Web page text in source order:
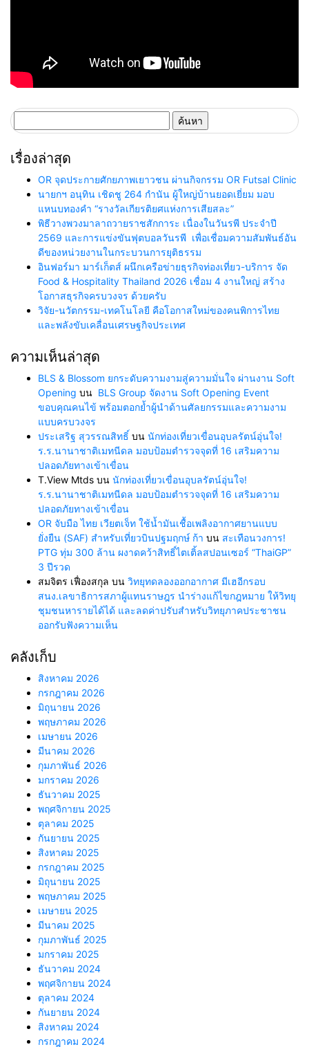
สำหรับ:
เรื่องล่าสุด
OR จุดประกายศักยภาพเยาวชน ผ่านกิจกรรม OR Futsal Clinic
นายกฯ อนุทิน เชิดชู 264 กำนัน ผู้ใหญ่บ้านยอดเยี่ยม มอบ
แหนบทองคำ “รางวัลเกียรติยศแห่งการเสียสละ”
พิธีวางพวงมาลาถวายราชสักการะ เนื่องในวันรพี ประจำปี
2569 และการแข่งขันฟุตบอลวันรพี เพื่อเชื่อมความสัมพันธ์อัน
ดีของหน่วยงานในกระบวนการยุติธรรม
อินฟอร์มา มาร์เก็ตส์ ผนึกเครือข่ายธุรกิจท่องเที่ยว-บริการ จัด
Food & Hospitality Thailand 2026 เชื่อม 4 งานใหญ่ สร้าง
โอกาสธุรกิจครบวงจร ด้วยครับ
วิจัย-นวัตกรรม-เทคโนโลยี คือโอกาสใหม่ของคนพิการไทย
และพลังขับเคลื่อนเศรษฐกิจประเทศ
ความเห็นล่าสุด
BLS & Blossom ยกระดับความงามสู่ความมั่นใจ ผ่านงาน Soft
Opening บน BLS Group จัดงาน Soft Opening Event
ขอบคุณคนไข้ พร้อมตอกย้ำผู้นำด้านศัลยกรรมและความงาม
แบบครบวงจร
ประเสริฐ สุวรรณสิทธิ์ บน นักท่องเที่ยวเขื่อนอุบลรัตน์อุ่นใจ!
ร.ร.นานาชาติเมทนีดล มอบป้อมตำรวจจุดที่ 16 เสริมความ
ปลอดภัยทางเข้าเขื่อน
T.View Mtds บน นักท่องเที่ยวเขื่อนอุบลรัตน์อุ่นใจ!
ร.ร.นานาชาติเมทนีดล มอบป้อมตำรวจจุดที่ 16 เสริมความ
ปลอดภัยทางเข้าเขื่อน
OR จับมือ ไทย เวียตเจ็ท ใช้น้ำมันเชื้อเพลิงอากาศยานแบบ
ยั่งยืน (SAF) สำหรับเที่ยวบินปฐมฤกษ์ ก้า บน สะเทือนวงการ!
PTG ทุ่ม 300 ล้าน ผงาดคว้าสิทธิ์ไตเติ้ลสปอนเซอร์ “ThaiGP”
3 ปีรวด
สมจิตร เฟื่องสกุล บน วิทยุทดลองออกอากาศ มีเฮอีกรอบ
สนง.เลขาธิการสภาผู้แทนราษฎร นำร่างแก้ไขกฎหมาย ให้วิทยุ
ชุมชนหารายได้ได้ และลดค่าปรับสำหรับวิทยุภาคประชาชน
ออกรับฟังความเห็น
คลังเก็บ
สิงหาคม 2026
กรกฎาคม 2026
มิถุนายน 2026
พฤษภาคม 2026
เมษายน 2026
มีนาคม 2026
กุมภาพันธ์ 2026
มกราคม 2026
ธันวาคม 2025
พฤศจิกายน 2025
ตุลาคม 2025
กันยายน 2025
สิงหาคม 2025
กรกฎาคม 2025
มิถุนายน 2025
พฤษภาคม 2025
เมษายน 2025
มีนาคม 2025
กุมภาพันธ์ 2025
มกราคม 2025
ธันวาคม 2024
พฤศจิกายน 2024
ตุลาคม 2024
กันยายน 2024
สิงหาคม 2024
กรกฎาคม 2024